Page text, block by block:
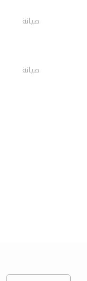
صيانة
صيانة